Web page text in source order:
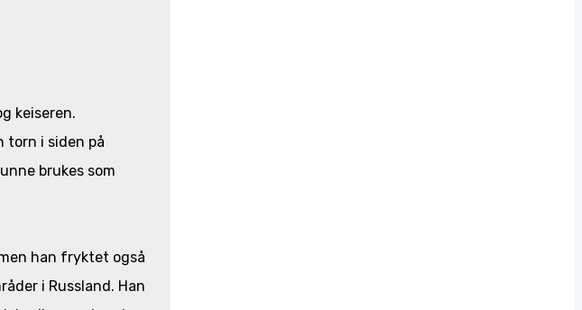
keiseren.
torn i siden på
brukes som
han fryktet også
i Russland. Han